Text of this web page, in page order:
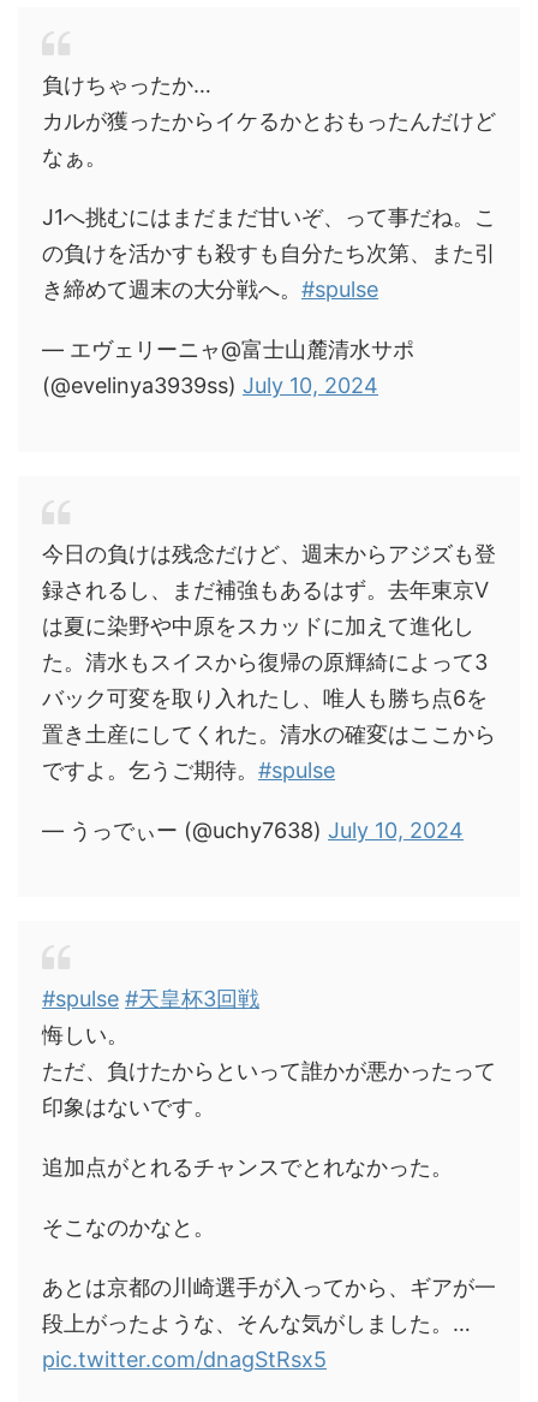
負けちゃったか…
カルが獲ったからイケるかとおもったんだけど
なぁ。
J1へ挑むにはまだまだ甘いぞ、って事だね。こ
の負けを活かすも殺すも自分たち次第、また引
き締めて週末の大分戦へ。 #spulse
— エヴェリーニャ@富士山麓清水サポ
(@evelinya3939ss) July 10, 2024
今日の負けは残念だけど、週末からアジズも登
録されるし、まだ補強もあるはず。去年東京V
は夏に染野や中原をスカッドに加えて進化し
た。清水もスイスから復帰の原輝綺によって3
バック可変を取り入れたし、唯人も勝ち点6を
置き土産にしてくれた。清水の確変はここから
ですよ。乞うご期待。 #spulse
— うっでぃー (@uchy7638) July 10, 2024
#spulse #天皇杯3回戦
悔しい。
ただ、負けたからといって誰かが悪かったって
印象はないです。
追加点がとれるチャンスでとれなかった。
そこなのかなと。
あとは京都の川崎選手が入ってから、ギアが一
段上がったような、そんな気がしました。…
pic.twitter.com/dnagStRsx5